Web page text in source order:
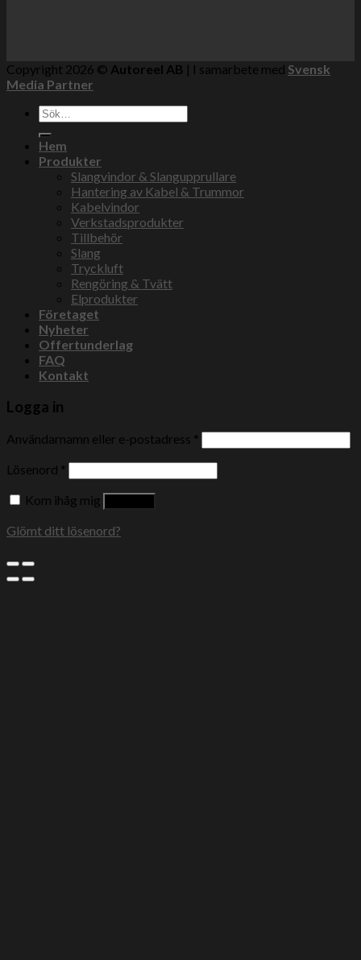
Copyright 2026 © Autoreel AB | I samarbete med Svensk
Media Partner
Sök
efter:
Hem
Produkter
Slangvindor & Slangupprullare
Hantering av Kabel & Trummor
Kabelvindor
Verkstadsprodukter
Tillbehör
Slang
Tryckluft
Rengöring & Tvätt
Elprodukter
Företaget
Nyheter
Offertunderlag
FAQ
Kontakt
Logga in
Användarnamn eller e-postadress *
Lösenord *
Kom ihåg mig
Glömt ditt lösenord?